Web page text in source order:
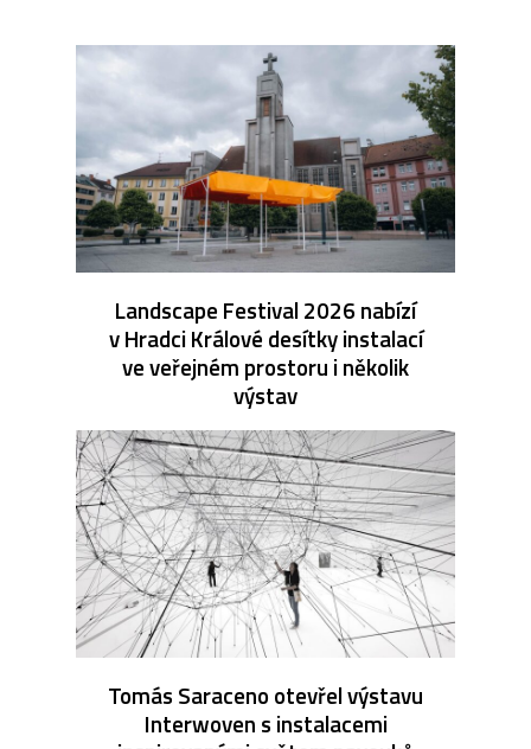
Landscape Festival 2026 nabízí
v Hradci Králové desítky instalací
ve veřejném prostoru i několik
výstav
Tomás Saraceno otevřel výstavu
Interwoven s instalacemi